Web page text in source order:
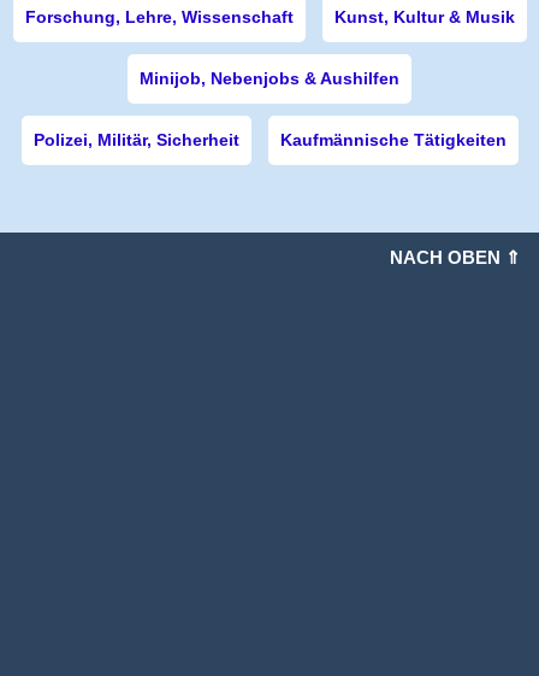
Forschung, Lehre, Wissenschaft Kunst, Kultur & Musik
Minijob, Nebenjobs & Aushilfen
Polizei, Militär, Sicherheit Kaufmännische Tätigkeiten
NACH OBEN ⇑